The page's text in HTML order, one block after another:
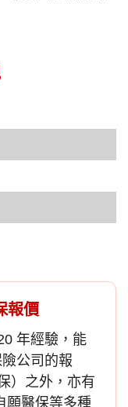
報價
年經驗，能
公司的報
）之外，亦有
願醫保等多種